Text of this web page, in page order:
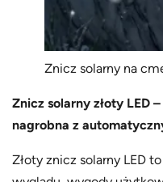
Znicz solarny na
Znicz solarny złoty LED
nagrobna z
Złoty znicz solarny LED